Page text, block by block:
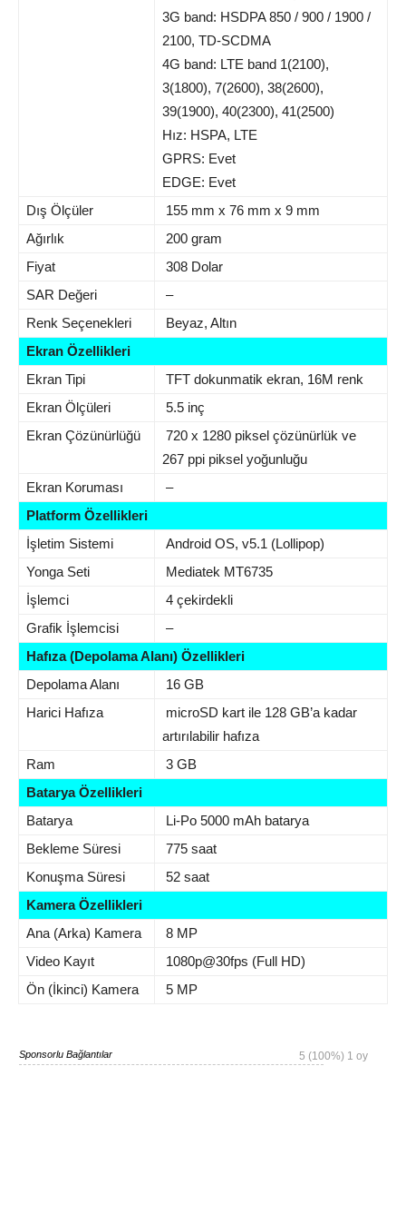
3G band: HSDPA 850 / 900 / 1900 /
2100, TD-SCDMA
4G band: LTE band 1(2100),
3(1800), 7(2600), 38(2600),
39(1900), 40(2300), 41(2500)
Hız: HSPA, LTE
GPRS: Evet
EDGE: Evet
Dış Ölçüler
155 mm x 76 mm x 9 mm
Ağırlık
200 gram
Fiyat
308 Dolar
SAR Değeri
–
Renk Seçenekleri
Beyaz, Altın
Ekran Özellikleri
Ekran Tipi
TFT dokunmatik ekran, 16M renk
Ekran Ölçüleri
5.5 inç
Ekran Çözünürlüğü
720 x 1280 piksel çözünürlük ve
267 ppi piksel yoğunluğu
Ekran Koruması
–
Platform Özellikleri
İşletim Sistemi
Android OS, v5.1 (Lollipop)
Yonga Seti
Mediatek MT6735
İşlemci
4 çekirdekli
Grafik İşlemcisi
–
Hafıza (Depolama Alanı) Özellikleri
Depolama Alanı
16 GB
Harici Hafıza
microSD kart ile 128 GB’a kadar
artırılabilir hafıza
Ram
3 GB
Batarya Özellikleri
Batarya
Li-Po 5000 mAh batarya
Bekleme Süresi
775 saat
Konuşma Süresi
52 saat
Kamera Özellikleri
Ana (Arka) Kamera
8 MP
Video Kayıt
1080p@30fps (Full HD)
Ön (İkinci) Kamera
5 MP
5 (100%) 1 oy
Sponsorlu Bağlantılar